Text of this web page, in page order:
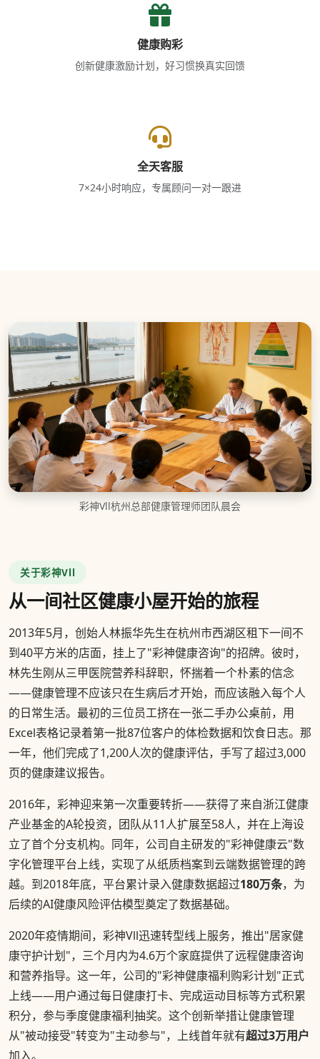
健康购彩
创新健康激励计划，好习惯换真实回馈
全天客服
7×24小时响应，专属顾问一对一跟进
彩神Vll杭州总部健康管理师团队晨会
关于彩神Vll
从一间社区健康小屋开始的旅程
2013年5月，创始人林振华先生在杭州市西湖区租下一间不
到40平方米的店面，挂上了"彩神健康咨询"的招牌。彼时，
林先生刚从三甲医院营养科辞职，怀揣着一个朴素的信念
——健康管理不应该只在生病后才开始，而应该融入每个人
的日常生活。最初的三位员工挤在一张二手办公桌前，用
Excel表格记录着第一批87位客户的体检数据和饮食日志。那
一年，他们完成了1,200人次的健康评估，手写了超过3,000
页的健康建议报告。
2016年，彩神迎来第一次重要转折——获得了来自浙江健康
产业基金的A轮投资，团队从11人扩展至58人，并在上海设
立了首个分支机构。同年，公司自主研发的"彩神健康云"数
字化管理平台上线，实现了从纸质档案到云端数据管理的跨
越。到2018年底，平台累计录入健康数据超过180万条，为
后续的AI健康风险评估模型奠定了数据基础。
2020年疫情期间，彩神Vll迅速转型线上服务，推出"居家健
康守护计划"，三个月内为4.6万个家庭提供了远程健康咨询
和营养指导。这一年，公司的"彩神健康福利购彩计划"正式
上线——用户通过每日健康打卡、完成运动目标等方式积累
积分，参与季度健康福利抽奖。这个创新举措让健康管理
从"被动接受"转变为"主动参与"，上线首年就有超过3万用户
加入。